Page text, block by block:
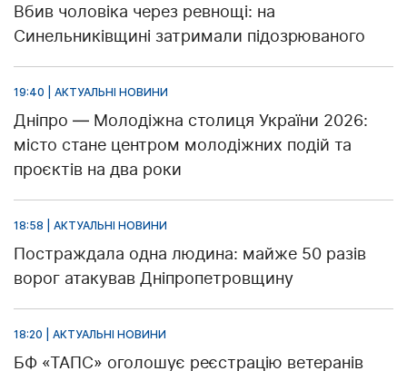
Вбив чоловіка через ревнощі: на
Синельниківщині затримали підозрюваного
19:40 | АКТУАЛЬНІ НОВИНИ
Дніпро — Молодіжна столиця України 2026:
місто стане центром молодіжних подій та
проєктів на два роки
18:58 | АКТУАЛЬНІ НОВИНИ
Постраждала одна людина: майже 50 разів
ворог атакував Дніпропетровщину
18:20 | АКТУАЛЬНІ НОВИНИ
БФ «ТАПС» оголошує реєстрацію ветеранів